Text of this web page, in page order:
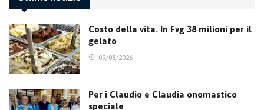
Costo della vita. In Fvg 38 milioni per il
gelato
09/08/2026
Per i Claudio e Claudia onomastico
speciale